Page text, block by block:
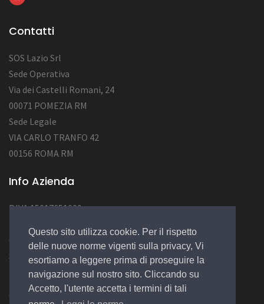
Questo sito utilizza cookie. Per il rispetto
delle nuove norme vigenti sulla privacy, Vi
esortiamo a leggere prima di proseguire la
navigazione sul nostro sito. Cliccando su
Accetto, l'utente accetta i termini di tali
Contatti
SOS Lazio Srl
Sede Operativa
Via dei Castelli Romani, 24
00071 POMEZIA RM
Sede Legale
VIA CARLO TRANFO 42
00156 ROMA RM
Info Azienda
P.IVA 15017651009
Cap.Soc. : 50.000,00 EURO
Socio Unico
© 2022 Design byEGSoft